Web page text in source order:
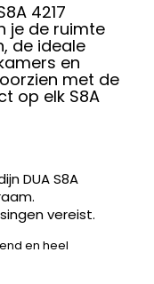
4217
je de ruimte
de ideale
en
met de
op elk S8A
DUA S8A
vereist.
en heel